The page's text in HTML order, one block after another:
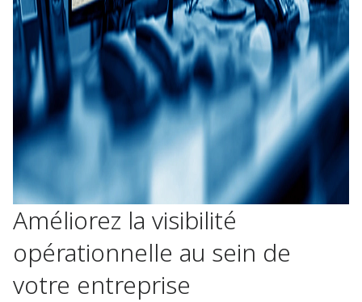
Améliorez la visibilité
opérationnelle au sein de
votre entreprise